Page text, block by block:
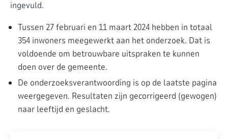
ingevuld.
Tussen 27 februari en 11 maart 2024 hebben in totaal
354 inwoners meegewerkt aan het onderzoek. Dat is
voldoende om betrouwbare uitspraken te kunnen
doen over de gemeente.
De onderzoeksverantwoording is op de laatste pagina
weergegeven. Resultaten zijn gecorrigeerd (gewogen)
naar leeftijd en geslacht.